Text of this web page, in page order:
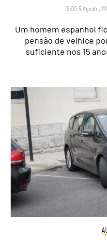
19:00 5 Agosto,
Um homem espanhol
pensão de velhice
suficiente nos 15